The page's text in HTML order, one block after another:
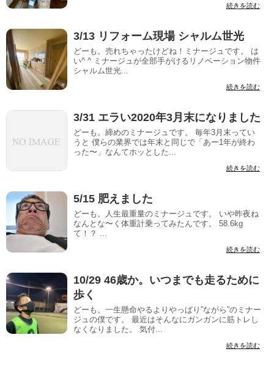
続きを読む
3/13 リフォーム現場 シャルム世光
どーも。売れちゃったけどね！ミナージュです。 は
い^ ^ ミナージュが全部手がけるリノベーション物件
シャルム世光...
続きを読む
3/31 エラい2020年3月末になりました
どーも。締めのミナージュです。 毎年3月末ってい
うと 僕らの業界では年末と同じで「あー1年が終わ
った〜」なんてホッとした...
続きを読む
5/15 肥えました
どーも。人生最重量のミナージュです。 いや昨夜ね
なんとな〜く体重計乗ってみたんです。 58.6kg
て！？ ...
続きを読む
10/29 46歳か。いつまでも走るために
歩く
どーも。一生懸命やるよりやっぱり”ながら”のミナー
ジュの僕です。 最近はそんなにガンガンに筋トレし
なくなりました。 気付...
続きを読む